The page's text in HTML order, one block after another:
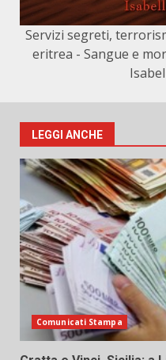
Servizi segreti,
eritrea - Sangue e
LEGGI ANCHE
Comunicati Stampa